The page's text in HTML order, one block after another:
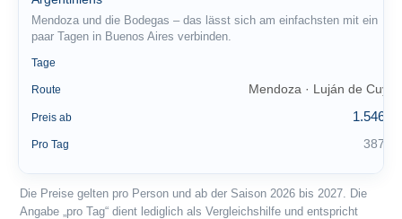
Mendoza und die Bodegas – das lässt sich am einfachsten mit ein
paar Tagen in Buenos Aires verbinden.
Tage
Route Mendoza · Luján de Cuyo
Preis ab 1.546 €
Pro Tag 387 €
Die Preise gelten pro Person und ab der Saison 2026 bis 2027. Die
Angabe „pro Tag“ dient lediglich als Vergleichshilfe und entspricht